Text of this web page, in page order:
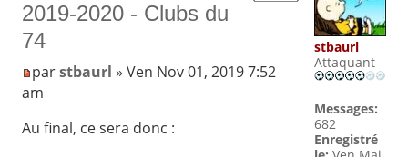
2019-2020 - Clubs du
74
parstbaurl » Ven Nov 01, 2019 7:52
am
Au final, ce sera donc :
stbaurl
Attaquant
Messages:
682
Enregistré